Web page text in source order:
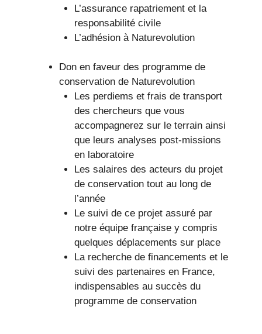
L’assurance rapatriement et la
responsabilité civile
L’adhésion à Naturevolution
Don en faveur des programme de
conservation de Naturevolution
Les perdiems et frais de transport
des chercheurs que vous
accompagnerez sur le terrain ainsi
que leurs analyses post-missions
en laboratoire
Les salaires des acteurs du projet
de conservation tout au long de
l’année
Le suivi de ce projet assuré par
notre équipe française y compris
quelques déplacements sur place
La recherche de financements et le
suivi des partenaires en France,
indispensables au succès du
programme de conservation